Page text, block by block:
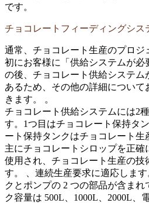
です。
チョコレートフィーディングシス
通常、チョコレート生産のプロ
初にお客様に「供給システムが必
の後、チョコレート供給システ
あるため、その他の詳細につい
きます。 。
チョコレート供給システムには2
す。1つ目はチョコレート保持タ
ート保持タンクはチョコレート生
主にチョコレートシロップを正確
使用され、チョコレート生産の技
す。 、連続生産要求に適応しま
クとポンプの 2 つの部品が含ま
ク容量は 500L、1000L、2000L、